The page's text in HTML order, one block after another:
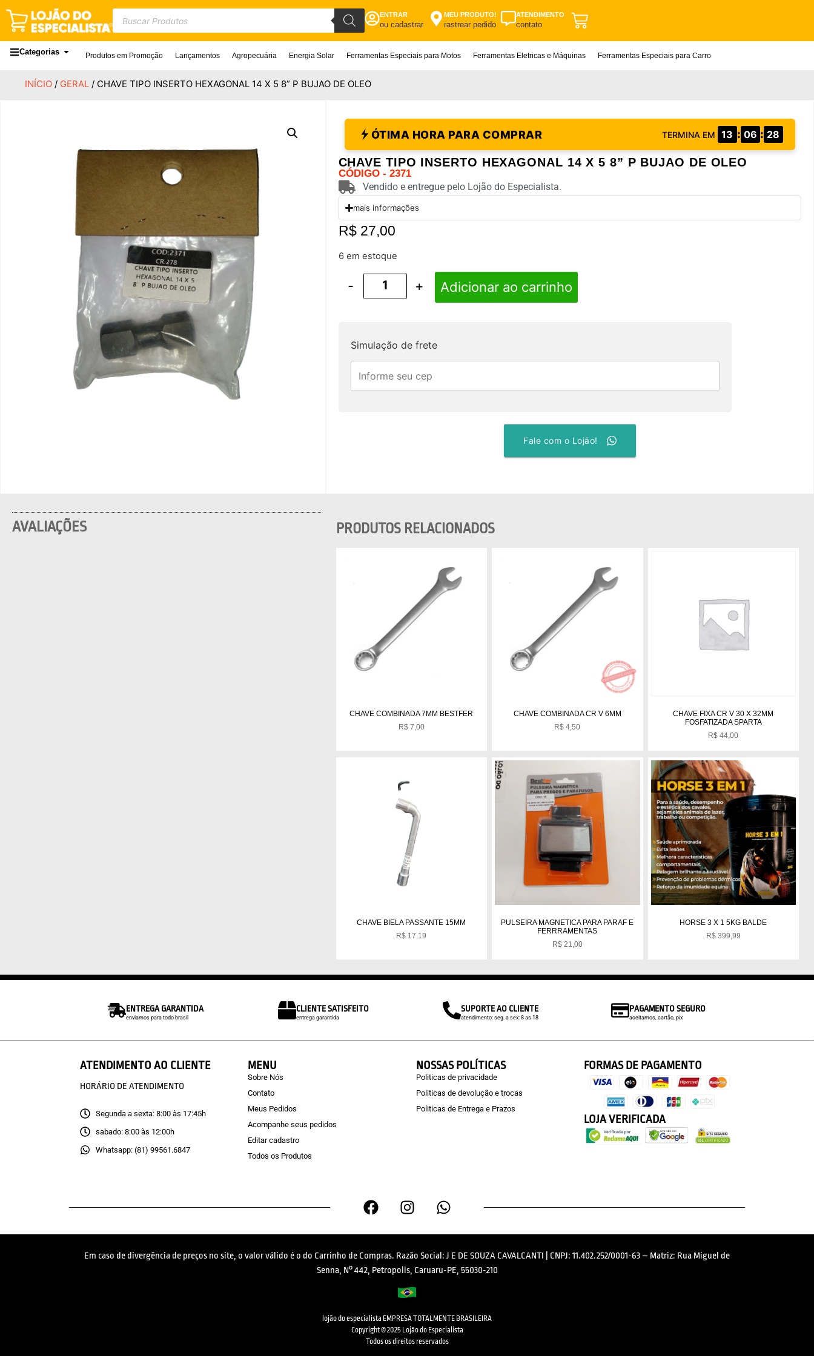
ENTRAR
ou cadastrar
MEU PRODUTO!
rastrear pedido
ATENDIMENTO
contato
Categorias Produtos em Promoção Lançamentos Agropecuária Energia Solar Ferramentas Especiais para Motos Ferramentas Eletricas e Máquinas Ferramentas Especiais para Carro
INÍCIO / GERAL / CHAVE TIPO INSERTO HEXAGONAL 14 X 5 8” P BUJAO DE OLEO
ÓTIMA HORA PARA COMPRAR TERMINA EM 13 : 06 : 28
CHAVE TIPO INSERTO HEXAGONAL 14 X 5 8” P BUJAO DE OLEO
CÓDIGO - 2371
Vendido e entregue pelo Lojão do Especialista.
mais informações
R$27,00
6 em estoque
- + Adicionar ao carrinho
Simulação de frete
Fale com o Lojão!
AVALIAÇÕES PRODUTOS RELACIONADOS
CHAVE COMBINADA 7MM BESTFER
R$7,00
CHAVE COMBINADA CR V 6MM
R$ 4,50
CHAVE FIXA CR V 30 X 32MM
FOSFATIZADA SPARTA
R$ 44,00
CHAVE BIELA PASSANTE 15MM
R$ 17,19
PULSEIRA MAGNETICA PARA PARAF E
FERRRAMENTAS
R$21,00
HORSE 3 X 1 5KG BALDE
R$399,99
ENTREGA GARANTIDA
enviamos para todo brasil
CLIENTE SATISFEITO
entrega garantida
SUPORTE AO CLIENTE
atendimento: seg. a sex: 8 as 18
PAGAMENTO SEGURO
aceitamos, cartão, pix
ATENDIMENTO AO CLIENTE
HORÁRIO DE ATENDIMENTO
Segunda a sexta: 8:00 às 17:45h
sabado: 8:00 às 12:00h
Whatsapp: (81) 99561.6847
MENU
Sobre Nós
Contato
Meus Pedidos
Acompanhe seus pedidos
Editar cadastro
Todos os Produtos
NOSSAS POLÍTICAS
Politicas de privacidade
Politicas de devolução e trocas
Politicas de Entrega e Prazos
FORMAS DE PAGAMENTO
LOJA VERIFICADA
Em caso de divergência de preços no site, o valor válido é o do Carrinho de Compras. Razão Social: J E DE SOUZA CAVALCANTI | CNPJ: 11.402.252/0001-63 – Matriz: Rua Miguel de
Senna, N° 442, Petropolis, Caruaru-PE, 55030-210
lojão do especialista EMPRESA TOTALMENTE BRASILEIRA
Copyright © 2025 Lojão do Especialista
Todos os direitos reservados